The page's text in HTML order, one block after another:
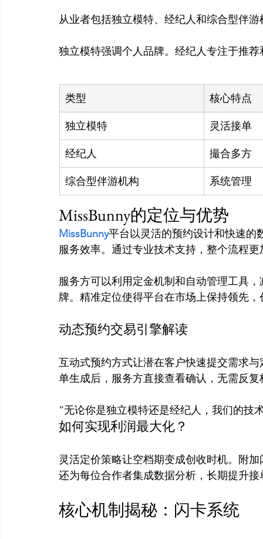
从业者包括独立模特、经纪人和综合型伴
类型 核心特点
独立模特 灵活接单
经纪人 撮合多方
综合型伴游机构 系统管理
MissBunny的定位与优势
MissBunny平台以灵活的预约设计和快速的
服务效率。通过专业技术支持，整个流程
服务方可以利用定金机制和自动管理工具
动态预约交易引擎解读
互动式预约方式让潜在客户快速提交需求
“无论你是独立模特还是经纪人，我们的技
如何实现利润最大化？
灵活定价策略让空档期变成创收时机。附
核心机制揭秘：闪卡系统